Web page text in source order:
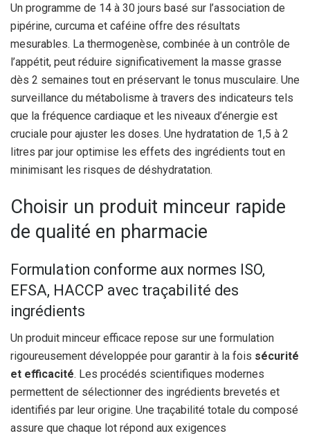
Un programme de 14 à 30 jours basé sur l’association de
pipérine, curcuma et caféine offre des résultats
mesurables. La thermogenèse, combinée à un contrôle de
l’appétit, peut réduire significativement la masse grasse
dès 2 semaines tout en préservant le tonus musculaire. Une
surveillance du métabolisme à travers des indicateurs tels
que la fréquence cardiaque et les niveaux d’énergie est
cruciale pour ajuster les doses. Une hydratation de 1,5 à 2
litres par jour optimise les effets des ingrédients tout en
minimisant les risques de déshydratation.
Choisir un produit minceur rapide
de qualité en pharmacie
Formulation conforme aux normes ISO,
EFSA, HACCP avec traçabilité des
ingrédients
Un produit minceur efficace repose sur une formulation
rigoureusement développée pour garantir à la fois sécurité
et efficacité. Les procédés scientifiques modernes
permettent de sélectionner des ingrédients brevetés et
identifiés par leur origine. Une traçabilité totale du composé
assure que chaque lot répond aux exigences